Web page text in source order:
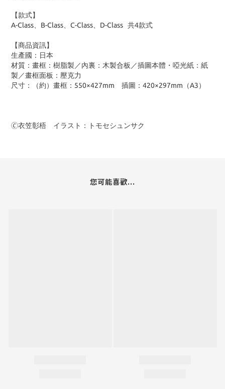
【款式】
A-Class、B-Class、C-Class、D-Class 共4款式
【商品資訊】
生產國：日本
材質：畫框：樹脂製／內裏：木製合板／插圖本體・啞光紙：紙
製／畫框面板：壓克力
尺寸：（約）畫框：550×427mm 插圖：420×297mm（A3）
🄫衣笠彰梧 イラスト：トモセシュンサク
您可能喜歡...